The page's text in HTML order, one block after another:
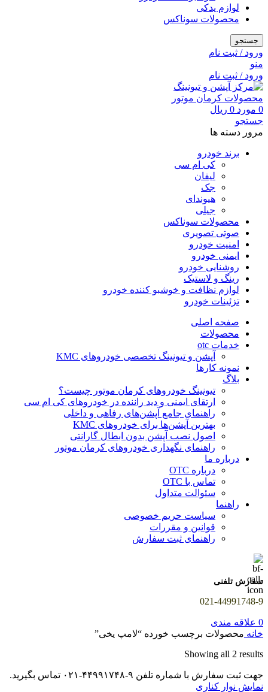
لوازم یدکی
محصولات سوناکس
جستجو
ورود / ثبت نام
منو
ورود / ثبت نام
0 مورد 0 ریال
جستجو
مرور دسته ها
برند خودرو
کی ام سی
لیفان
جک
هیوندای
جیلی
محصولات سوناکس
صوتی تصویری
امنیت خودرو
ایمنی خودرو
روشنایی خودرو
رینگ و لاستیک
لوازم نظافت و خوشبو کننده خودرو
تزئینات خودرو
صفحه اصلی
محصولات
خدمات otc
آپشن و تیونینگ تخصصی خودروهای KMC
نمونه کارها
بلاگ
تیونینگ خودروهای کرمان موتور چیست؟
ارتقای ایمنی و دید راننده در خودروهای کی ام سی
راهنمای جامع آپشن‌های رفاهی و داخلی
بهترین آپشن‌ها برای خودروهای KMC
اصول نصب آپشن بدون ابطال گارانتی
راهنمای نگهداری خودروهای کرمان موتور
درباره ما
درباره OTC
تماس با OTC
سئوالت متداول
راهنما
سیاست حریم خصوصی
قوانین و مقررات
راهنمای ثبت سفارش
سفارش تلفنی
021-44991748-9
0 علاقه مندی
خانه محصولات برچسب خورده “لامپ یخی”
Showing all 2 results
جهت ثبت سفارش با شماره تلفن ۹-۴۴۹۹۱۷۴۸-۰۲۱ تماس بگیرید.
نمایش نوار کناری